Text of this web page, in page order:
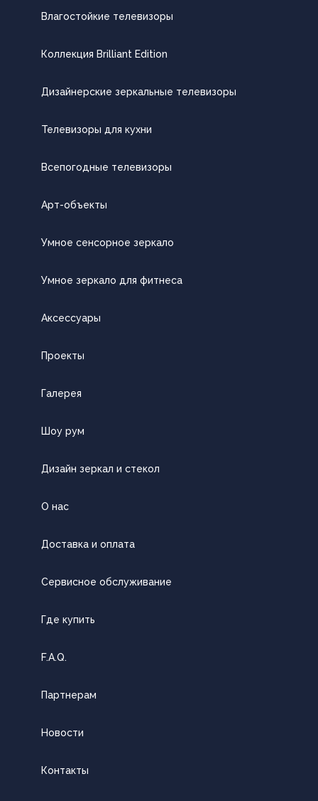
Влагостойкие телевизоры
Коллекция Brilliant Edition
Дизайнерские зеркальные телевизоры
Телевизоры для кухни
Всепогодные телевизоры
Арт-объекты
Умное сенсорное зеркало
Умное зеркало для фитнеса
Аксессуары
Проекты
Галерея
Шоу рум
Дизайн зеркал и стекол
О нас
Доставка и оплата
Сервисное обслуживание
Где купить
F.A.Q.
Партнерам
Новости
Контакты